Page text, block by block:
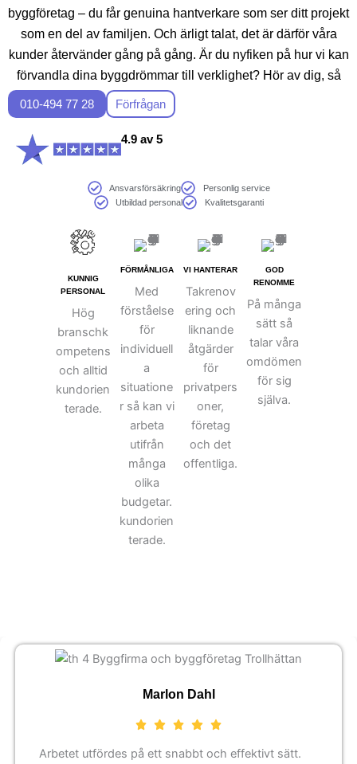
byggföretag – du får genuina hantverkare som ser ditt projekt
som en del av familjen. Och ärligt talat, det är därför våra
kunder återvänder gång på gång. Är du nyfiken på hur vi kan
förvandla dina byggdrömmar till verklighet? Hör av dig, så
delar vi mer över en kopp kaffe.
010-494 77 28 Förfrågan
4.9 av 5
Ansvarsförsäkring
Personlig service
Utbildad personal
Kvalitetsgaranti
KUNNIG
PERSONAL
Hög
branschk
ompetens
och alltid
kundorien
terade.
FÖRMÅNLIGA
Med
förståelse
för
individuell
a
situatione
r så kan vi
arbeta
utifrån
många
olika
budgetar.
kundorien
terade.
VI HANTERAR
Takrenov
ering och
liknande
åtgärder
för
privatpers
oner,
företag
och det
offentliga.
GOD
RENOMME
På många
sätt så
talar våra
omdömen
för sig
själva.
Marlon Dahl
Arbetet utfördes på ett snabbt och effektivt sätt.